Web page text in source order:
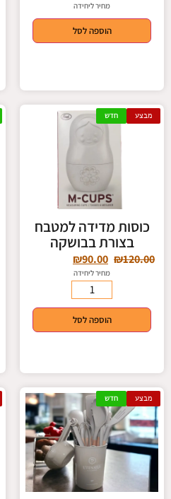
מחיר ליחידה
הוספה לסל
מבצע חדש
כוסות מדידה למטבח
בצורת בבושקה
₪120.00
₪90.00
מחיר ליחידה
הוספה לסל
מבצע חדש